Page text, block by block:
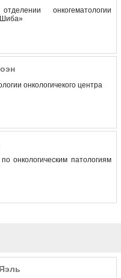
онкогематологии
онкологичекого центра
онкологическим патологиям